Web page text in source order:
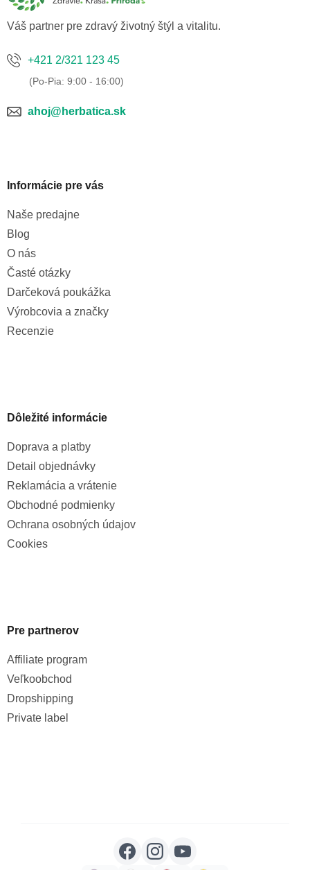
Váš partner pre zdravý životný štýl a vitalitu.
+421 2/321 123 45
ahoj@herbatica.sk
Informácie pre vás
Naše predajne
Blog
O nás
Časté otázky
Darčeková poukážka
Výrobcovia a značky
Recenzie
Dôležité informácie
Doprava a platby
Detail objednávky
Reklamácia a vrátenie
Obchodné podmienky
Ochrana osobných údajov
Cookies
Pre partnerov
Affiliate program
Veľkoobchod
Dropshipping
Private label